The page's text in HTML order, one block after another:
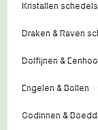
Kristallen schedels
Draken & Raven
Dolfijnen &
Engelen & Bollen
Godinnen &